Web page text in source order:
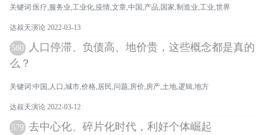
关键词:医疗,服务业,工业化,疫情,文章,中国,产品,国家,制造业,工业,世界
达叔天演论 2022-03-13
580
人口停滞、负债高、地价贵，这些概念都是真的
么？
关键词:中国,人口,城市,价格,居民,问题,房价,房产,土地,逻辑,地方
达叔天演论 2022-03-12
579 去中心化、碎片化时代，利好个体崛起